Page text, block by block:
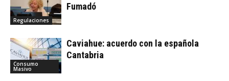
Regulaciones
Fumadó
Consumo
Masivo
Caviahue: acuerdo con la española
Cantabria